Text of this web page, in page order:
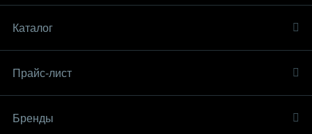
Каталог
Прайс-лист
Бренды